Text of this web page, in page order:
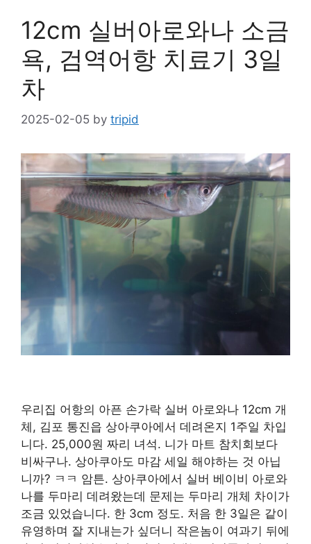
12cm 실버아로와나 소금
욕, 검역어항 치료기 3일
차
2025-02-05 by tripid
우리집 어항의 아픈 손가락 실버 아로와나 12cm 개
체, 김포 통진읍 상아쿠아에서 데려온지 1주일 차입
니다. 25,000원 짜리 녀석. 니가 마트 참치회보다
비싸구나. 상아쿠아도 마감 세일 해야하는 것 아닙
니까? ㅋㅋ 암튼. 상아쿠아에서 실버 베이비 아로와
나를 두마리 데려왔는데 문제는 두마리 개체 차이가
조금 있었습니다. 한 3cm 정도. 처음 한 3일은 같이
유영하며 잘 지내는가 싶더니 작은놈이 여과기 뒤에